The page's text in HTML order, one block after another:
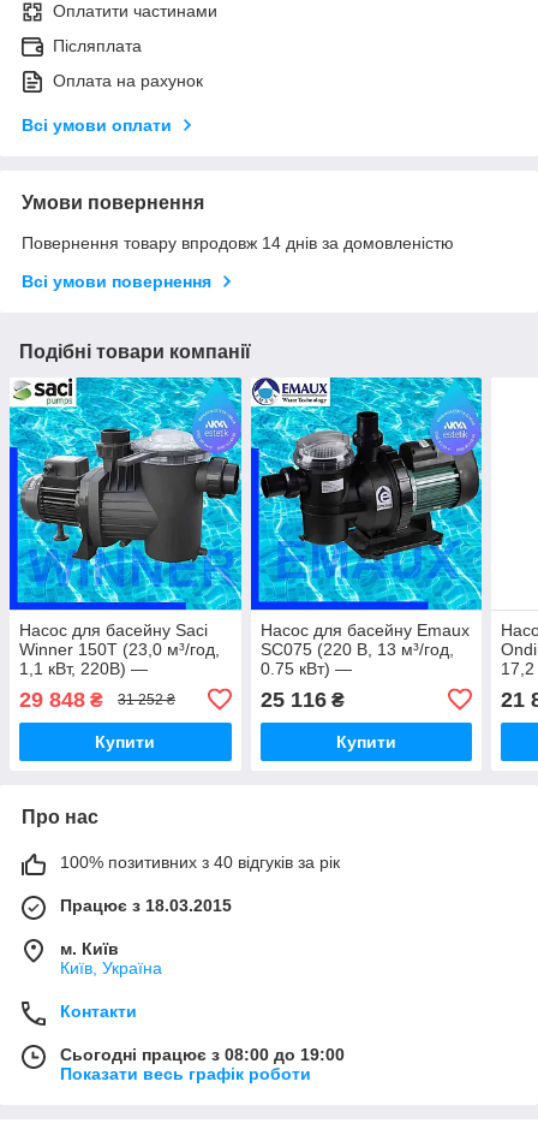
Оплатити частинами
Післяплата
Оплата на рахунок
Всі умови оплати
Умови повернення
Повернення товару впродовж 14 днів за домовленістю
Всі умови повернення
Подібні товари компанії
Насос для басейну Saci
Winner 150T (23,0 м³/год,
1,1 кВт, 220В) —
префільтром (Іспанія)
29 848 ₴ 31 252 ₴
Купити
Насос для басейну Emaux
SC075 (220 В, 13 м³/год,
0.75 кВт) —
збалансований насос для
басейнів до 52 м³
25 116₴
Купити
21
Про нас
100% позитивних з 40 відгуків за рік
Працює з 18.03.2015
м. Київ
Київ, Україна
Контакти
Сьогодні працює з 08:00 до 19:00
Показати весь графік роботи